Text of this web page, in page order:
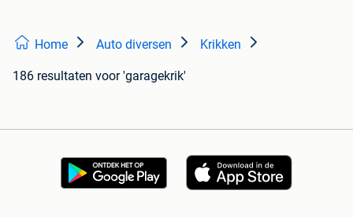
Home Auto diversen Krikken
186 resultaten voor 'garagekrik'